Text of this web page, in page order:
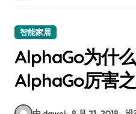
智能家居
AlphaGo为什
AlphaGo厉害